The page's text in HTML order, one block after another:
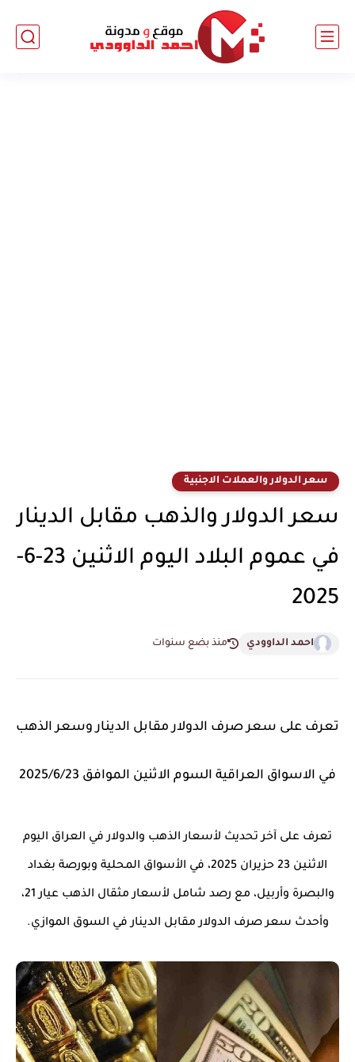
سعر الدولار والعملات الاجنبية
سعر الدولار والذهب مقابل الدينار
في عموم البلاد اليوم الاثنين 23-6-
2025
احمد الداوودي منذ بضع سنوات
تعرف على سعر صرف الدولار مقابل الدينار وسعر الذهب
في الاسواق العراقية السوم الاثنين الموافق 2025/6/23
تعرف على آخر تحديث لأسعار الذهب والدولار في العراق اليوم
الاثنين 23 حزيران 2025، في الأسواق المحلية وبورصة بغداد
والبصرة وأربيل، مع رصد شامل لأسعار مثقال الذهب عيار 21،
وأحدث سعر صرف الدولار مقابل الدينار في السوق الموازي.